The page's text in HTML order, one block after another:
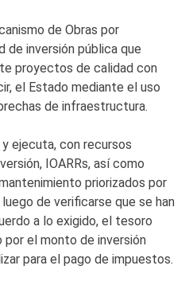
de Obras por
de inversión pública que
proyectos de calidad con
el Estado mediante el uso
de infraestructura.
ejecuta, con recursos
IOARRs, así como
priorizados por
de verificarse que se han
a lo exigido, el tesoro
el monto de inversión
para el pago de impuestos.